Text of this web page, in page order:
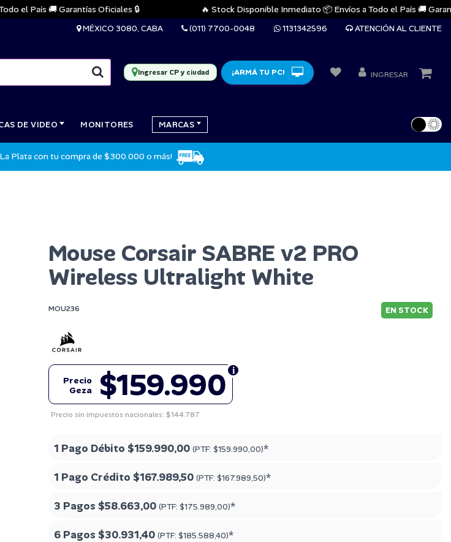
País 🚚 Garantías Oficiales 🔒 🔥 Stock Disponible Inmediato 📦 Envíos a Todo el País 🚚
MÉXICO 3080, CABA (011) 7700-0048 1131342596 ATENCIÓN AL CLIENTE
Ingresar CP y ciudad ¡ARMÁ TU PC! INGRESAR
DE VIDEO MONITORES MARCAS
La Plata con tu compra de $300.000 o más!
Mouse Corsair SABRE v2 PRO
Wireless Ultralight White
MOU236 EN STOCK
$159.990
Precio
Geza
Precio sin impuestos nacionales: $144.787
1 Pago Débito $159.990,00 (PTF: $159.990,00)*
1 Pago Crédito $167.989,50 (PTF: $167.989,50)*
3 Pagos $58.663,00 (PTF: $175.989,00)*
6 Pagos $30.931,40 (PTF: $185.588,40)*